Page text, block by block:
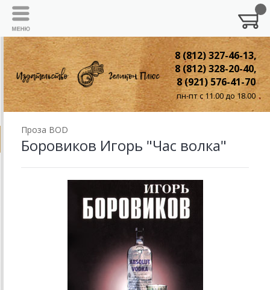
8 (812) 327-46-13,
8 (812) 328-20-40,
8 (921) 576-41-70
пн-пт с 11.00 до 18.00
Проза BOD
Боровиков Игорь "Час волка"